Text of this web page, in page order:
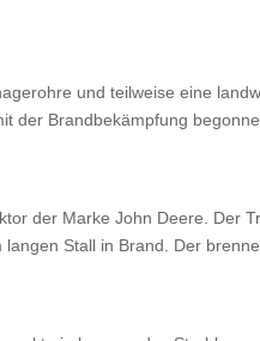
und teilweise eine
der Brandbekämpfung
der Marke John Deere. Der
Stall in Brand. Der